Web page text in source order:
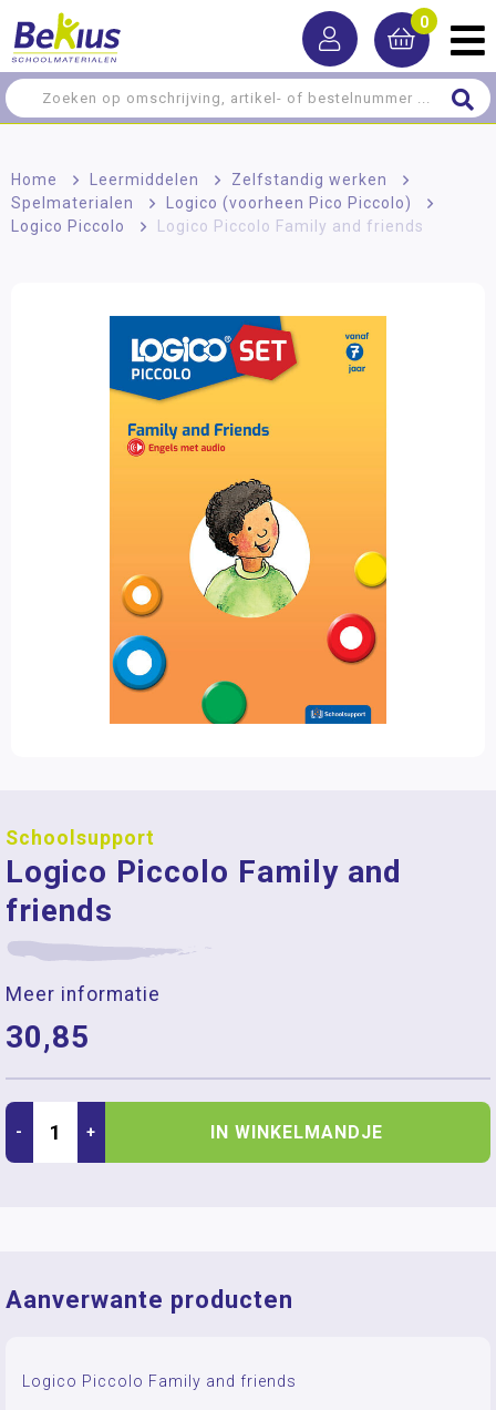
0
Home > Leermiddelen > Zelfstandig werken
>
Spelmaterialen
> Logico (voorheen Pico Piccolo)
>
Logico Piccolo
> Logico Piccolo Family and friends
Schoolsupport
Logico Piccolo Family and
friends
Meer informatie
30,85
- + IN WINKELMANDJE
Aanverwante producten
Logico Piccolo Family and friends